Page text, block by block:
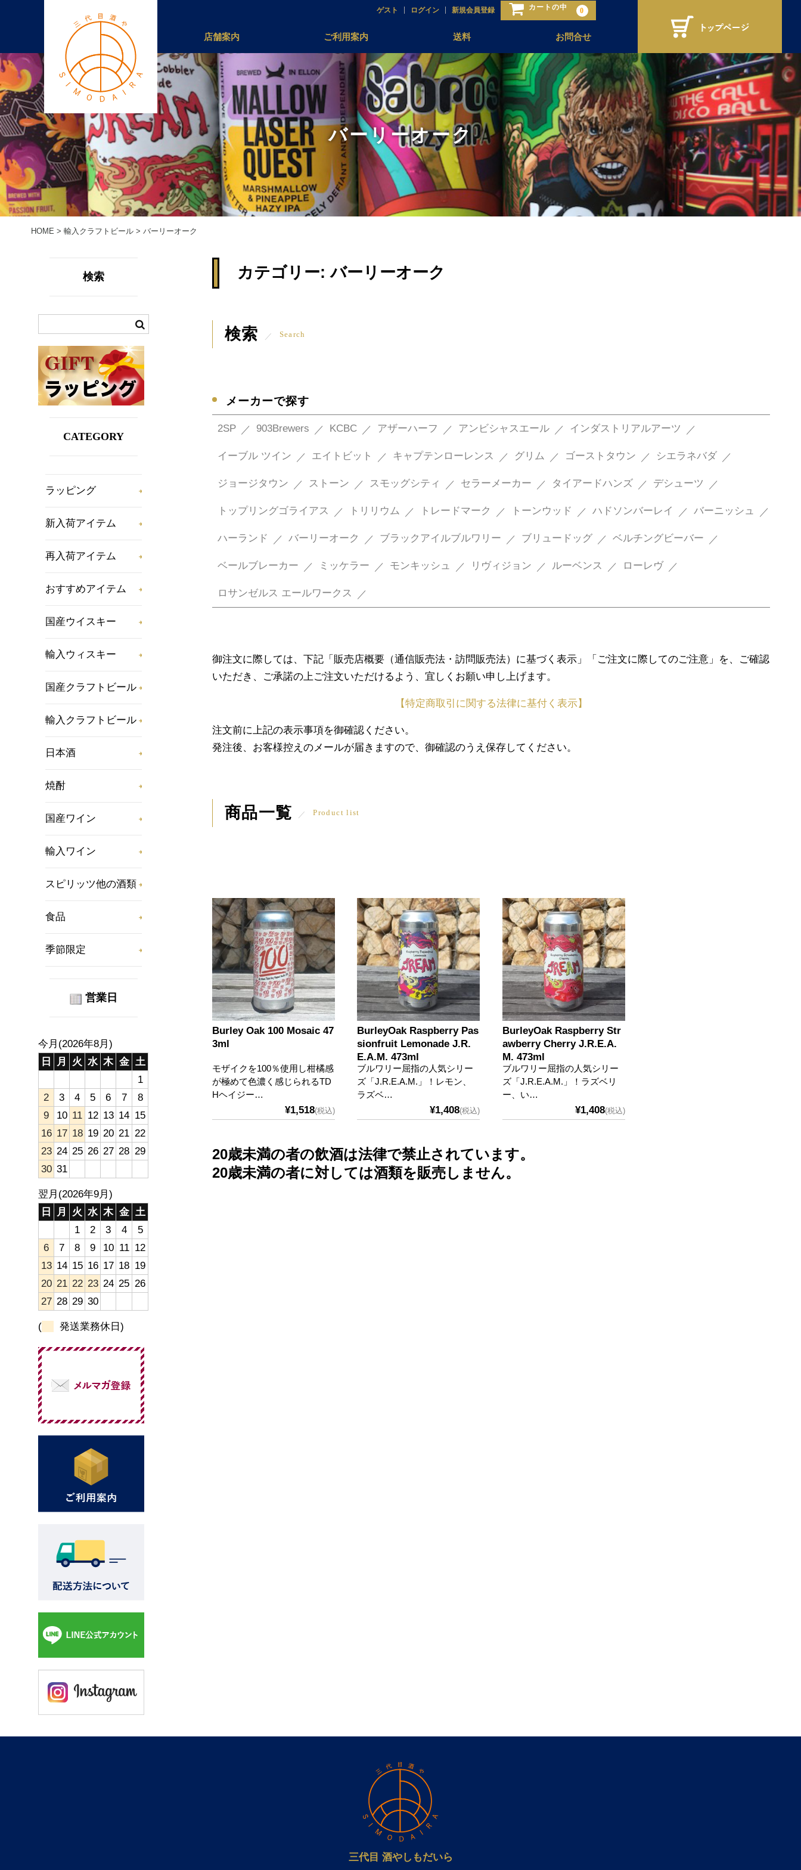
ゲスト ログイン 新規会員登録 カートの中 0
店舗案内 ご利用案内 送料 お問合せ
バーリーオーク
HOME > 輸入クラフトビール > バーリーオーク
カテゴリー:バーリーオーク
検索 Search
メーカーで探す
2SP 903Brewers KCBC アザーハーフ アンビシャスエール インダストリアルアーツ
イーブル ツイン エイトビット キャプテンローレンス グリム ゴーストタウン シエラネバダ
ジョージタウン ストーン スモッグシティ セラーメーカー タイアードハンズ デシューツ
トップリングゴライアス トリリウム トレードマーク トーンウッド ハドソンバーレイ バーニッシュ
ハーランド バーリーオーク ブラックアイルブルワリー ブリュードッグ ベルチングビーバー
ベールブレーカー ミッケラー モンキッシュ リヴィジョン ルーベンス ローレヴ
ロサンゼルス エールワークス
御注文に際しては、下記「販売店概要（通信販売法・訪問販売法）に基づく表示」「ご注文に際してのご注意」を、ご確認
いただき、ご承諾の上ご注文いただけるよう、宜しくお願い申し上げます。
【特定商取引に関する法律に基付く表示】
注文前に上記の表示事項を御確認ください。
発注後、お客様控えのメールが届きますので、御確認のうえ保存してください。
商品一覧 Product list
Burley Oak 100 Mosaic 47
3ml
モザイクを100％使用し柑橘感
が極めて色濃く感じられるTD
Hヘイジー…
¥1,518(税込)
BurleyOak Raspberry Pas
sionfruit Lemonade J.R.
E.A.M. 473ml
ブルワリー屈指の人気シリー
ズ「J.R.E.A.M.」！レモン、
ラズベ…
¥1,408(税込)
BurleyOak Raspberry Str
awberry Cherry J.R.E.A.
M. 473ml
ブルワリー屈指の人気シリー
ズ「J.R.E.A.M.」！ラズベリ
ー、い…
¥1,408(税込)
20歳未満の者の飲酒は法律で禁止されています。
20歳未満の者に対しては酒類を販売しません。
検索
CATEGORY
ラッピング
新入荷アイテム
再入荷アイテム
おすすめアイテム
国産ウイスキー
輸入ウィスキー
国産クラフトビール
輸入クラフトビール
日本酒
焼酎
国産ワイン
輸入ワイン
スピリッツ他の酒類
食品
季節限定
営業日
今月(2026年8月)
日
月 火 水 木 金 土
1
2
3 4 5 6 7
8
9
10 11 12 13 14 15
16 17 18 19 20 21 22
23 24 25 26 27 28 29
30 31
翌月(2026年9月)
日
月 火 水 木 金 土
1
2 3 4
5
6
7 8 9 10 11 12
13 14 15 16 17 18 19
20 21 22 23 24 25 26
27 28 29 30
( 発送業務休日)
三代目 酒やしもだいら